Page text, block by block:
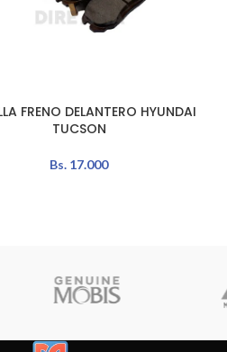
AL CARRITO
FRENO DELANTERO HYUNDAI
TUCSON
Bs. 17.000